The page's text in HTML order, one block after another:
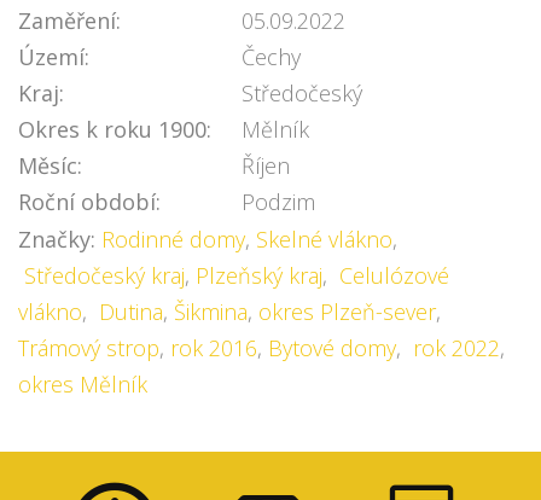
Zaměření:
05.09.2022
Území:
Čechy
Kraj:
Středočeský
Okres k roku 1900:
Mělník
Měsíc:
Říjen
Roční období:
Podzim
Značky: Rodinné domy, Skelné vlákno,
Středočeský kraj, Plzeňský kraj, Celulózové
vlákno, Dutina, Šikmina, okres Plzeň-sever,
Trámový strop, rok 2016, Bytové domy, rok 2022,
okres Mělník